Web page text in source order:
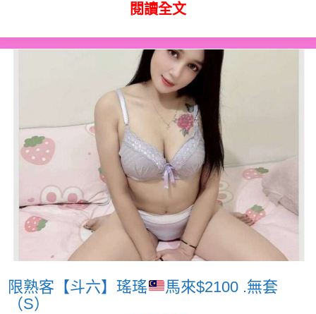
閱讀全文
限熟客【斗六】瑤瑤
馬來$2100 .無套
（S）